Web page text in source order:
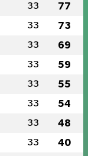
33 77
33 73
33 69
33 59
33 55
33 54
33 48
33 40